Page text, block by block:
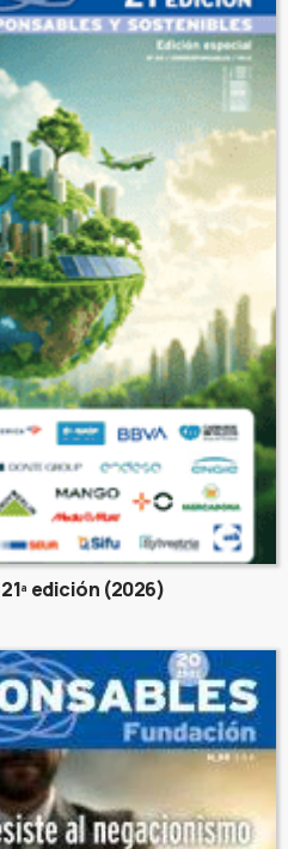
edición (2026)